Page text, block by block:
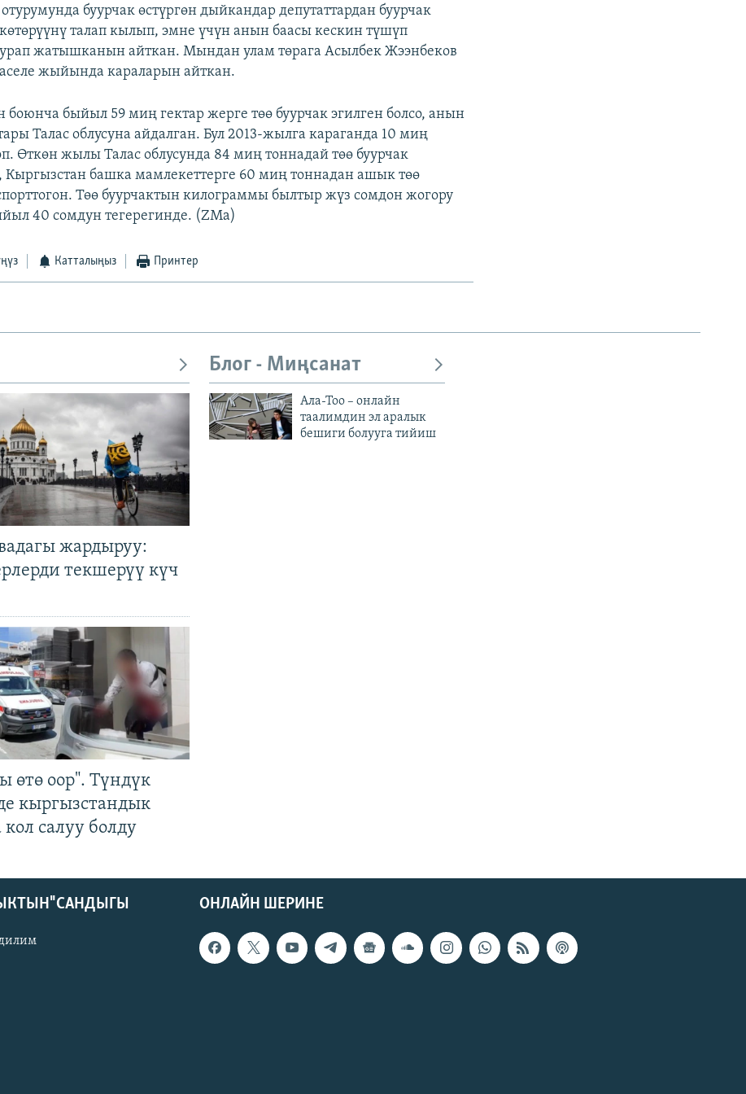
буурчак өстүргөн дыйкандар депутаттардан буурчак
талап кылып, эмне үчүн анын баасы кескин түшүп
жатышканын айткан. Мындан улам төрага Асылбек Жээнбеков
жыйында караларын айткан.
боюнча быйыл 59 миң гектар жерге төө буурчак эгилген болсо, анын
Талас облусуна айдалган. Бул 2013-жылга караганда 10 миң
Өткөн жылы Талас облусунда 84 миң тоннадай төө буурчак
башка мамлекеттерге 60 миң тоннадан ашык төө
Төө буурчактын килограммы былтыр жүз сомдон жогору
40 сомдун тегерегинде. (ZMa)
Катталыңыз Принтер
жардыруу:
текшерүү күч
өтө оор". Түндүк
кыргызстандык
кол салуу болду
Блог - Миңсанат
Ала-Тоо – онлайн
таалимдин эл аралык
бешиги болууга тийиш
ОНЛАЙН ШЕРИНЕ
САНДЫГЫ